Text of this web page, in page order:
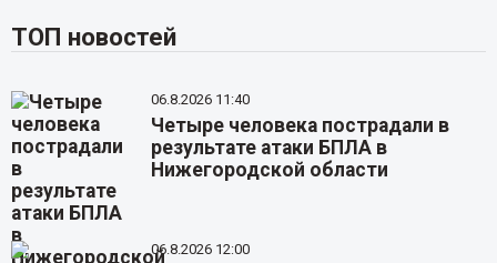
ТОП новостей
06.8.2026 11:40
Четыре человека пострадали в
результате атаки БПЛА в
Нижегородской области
06.8.2026 12:00